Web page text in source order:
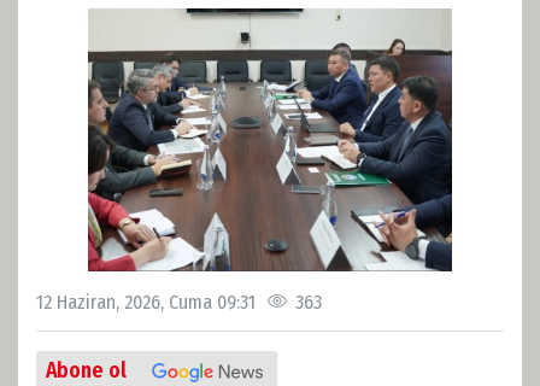
12 Haziran, 2026, Cuma 09:31 363
Abone ol